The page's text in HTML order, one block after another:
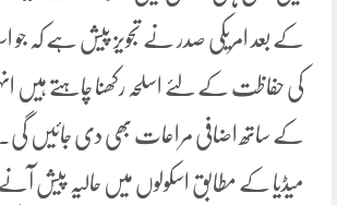
کے بعد امریکی صدر نے تجویز پیش ہے کہ جو
کی حفاظت کے لئے اسلحہ رکھنا چاہتے ہیں
کے ساتھ اضافی مراعات بھی دی جائیں گی۔
میڈیا کے مطابق اسکولوں میں حالیہ پیش